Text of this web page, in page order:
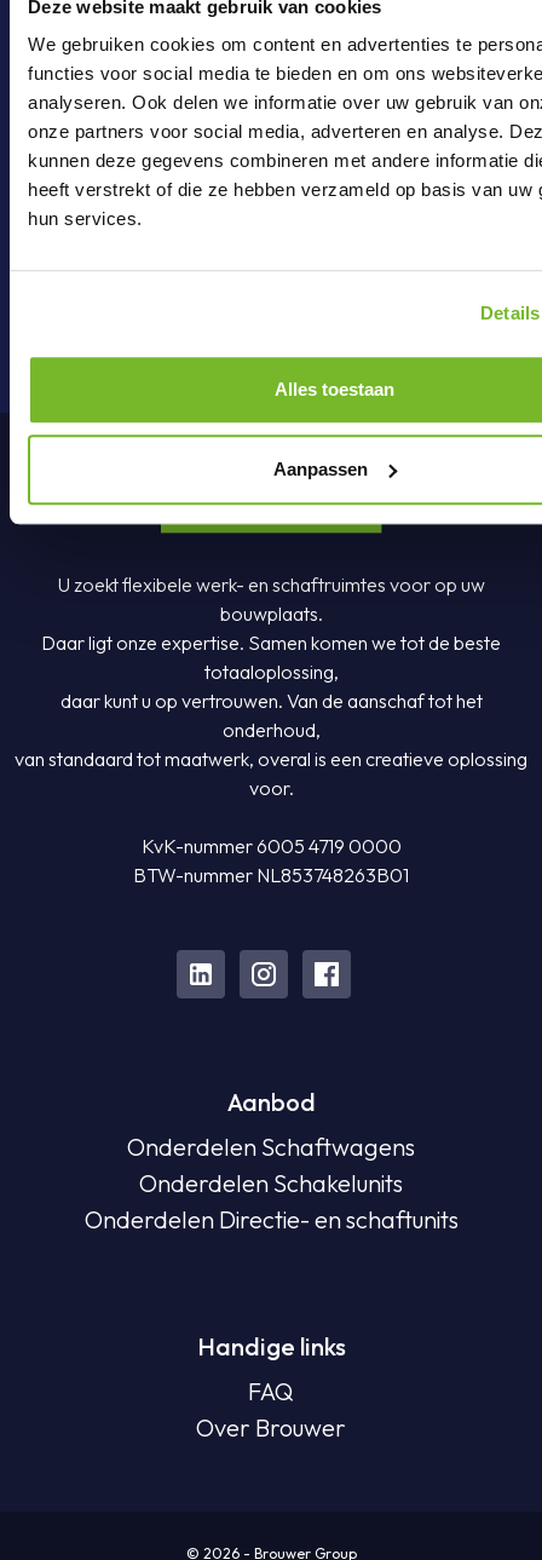
Deze website maakt gebruik van cookies
We gebruiken cookies om content en advertenties te
functies voor social media te bieden en om ons
analyseren. Ook delen we informatie over uw gebruik van
onze partners voor social media, adverteren en analyse.
kunnen deze gegevens combineren met andere informatie
heeft verstrekt of die ze hebben verzameld op basis van uw
hun services.
Alles toestaan
Aanpassen
Bel +31 (0)36 - 3033024
Mail ons
U zoekt flexibele werk- en schaftruimtes voor op uw
bouwplaats.
Daar ligt onze expertise. Samen komen we tot de beste
totaaloplossing,
daar kunt u op vertrouwen. Van de aanschaf tot het
onderhoud,
van standaard tot maatwerk, overal is een creatieve oplossing
voor.
KvK-nummer 6005 4719 0000
BTW-nummer NL853748263B01
Aanbod
Onderdelen Schaftwagens
Onderdelen Schakelunits
Onderdelen Directie- en schaftunits
Handige links
FAQ
Over Brouwer
© 2026 - Brouwer Group